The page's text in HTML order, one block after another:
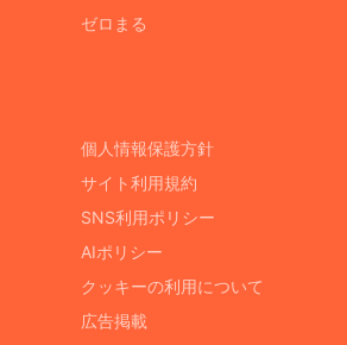
ゼロまる
個人情報保護方針
サイト利用規約
SNS利用ポリシー
AIポリシー
クッキーの利用について
広告掲載